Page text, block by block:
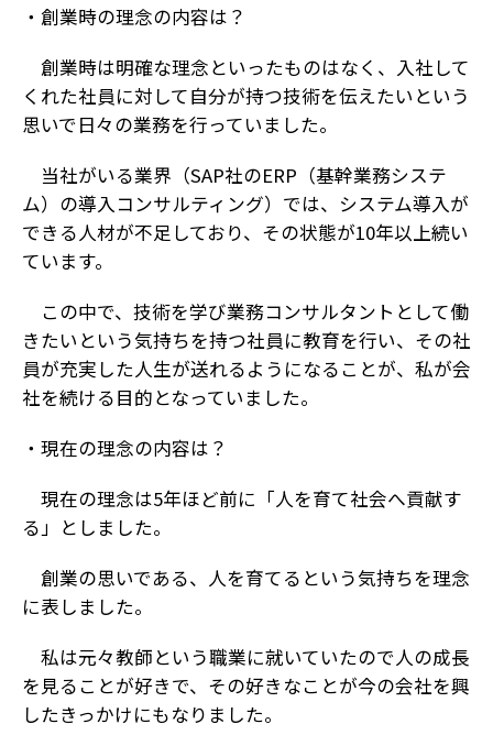
・創業時の理念の内容は？
創業時は明確な理念といったものはなく、入社して
くれた社員に対して自分が持つ技術を伝えたいという
思いで日々の業務を行っていました。
当社がいる業界（SAP社のERP（基幹業務システ
ム）の導入コンサルティング）では、システム導入が
できる人材が不足しており、その状態が10年以上続い
ています。
この中で、技術を学び業務コンサルタントとして働
きたいという気持ちを持つ社員に教育を行い、その社
員が充実した人生が送れるようになることが、私が会
社を続ける目的となっていました。
・現在の理念の内容は？
現在の理念は5年ほど前に「人を育て社会へ貢献す
る」としました。
創業の思いである、人を育てるという気持ちを理念
に表しました。
私は元々教師という職業に就いていたので人の成長
を見ることが好きで、その好きなことが今の会社を興
したきっかけにもなりました。